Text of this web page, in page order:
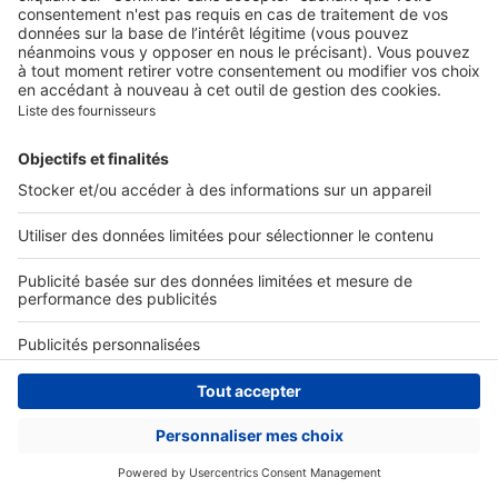
Ex : Acheter, Décoration, Lyon Marseille...